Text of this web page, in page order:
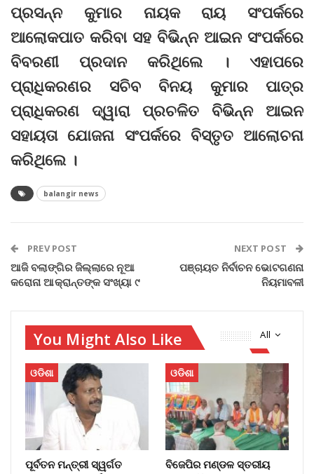
ପ୍ରସନ୍ନ କୁମାର ନାୟକ ରାୟ ସଂପର୍କରେ
ଆଲୋକପାତ କରିବା ସହ ବିଭିନ୍ନ ଆଇନ ସଂପର୍କରେ
ବିବରଣୀ ପ୍ରଦାନ କରିଥିଲେ । ଏହାପରେ
ପ୍ରାଧିକରଣର ସଚିବ ବିନୟ କୁମାର ପାତ୍ର
ପ୍ରାଧିକରଣ ଦ୍ୱାରା ପ୍ରଚଳିତ ବିଭିନ୍ନ ଆଇନ
ସହାୟତା ଯୋଜନା ସଂପର୍କରେ ବିସ୍ତୃତ ଆଲୋଚନା
କରିଥିଲେ ।
balangir news
PREV POST
ଆଜି ବଲାଙ୍ଗିର ଜିଲ୍ଲାରେ ନୂଆ
କରୋନା ଆକ୍ରାନ୍ତଙ୍କ ସଂଖ୍ୟା ୯
NEXT POST
ପଞ୍ଚାୟତ ନିର୍ବାଚନ ଭୋଟଗଣନା
ନିୟମାବଳୀ
All
You Might Also Like
ଓଡିଶା
ପୂର୍ବତନ ମନ୍ତ୍ରୀ ସ୍ୱର୍ଗତ
ଓଡିଶା
ବିଜେପିର ମଣ୍ଡଳ ସ୍ତରୀୟ